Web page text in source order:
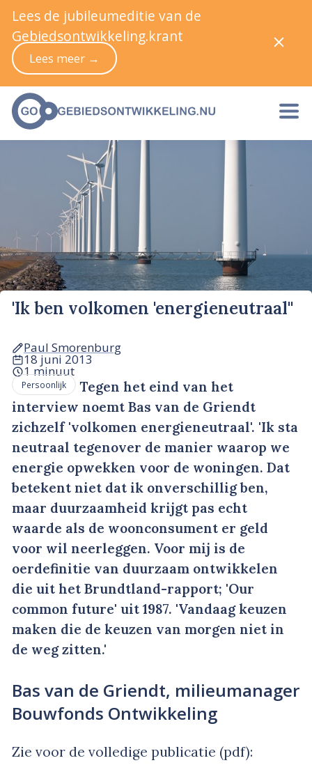
'Ik ben volkomen 'energieneutraal''
Paul Smorenburg
18 juni 2013
1 minuut
Persoonlijk
Tegen het eind van het
interview noemt Bas van de Griendt
zichzelf 'volkomen energieneutraal'. 'Ik sta
neutraal tegenover de manier waarop we
energie opwekken voor de woningen. Dat
betekent niet dat ik onverschillig ben,
maar duurzaamheid krijgt pas echt
waarde als de woonconsument er geld
voor wil neerleggen. Voor mij is de
oerdefinitie van duurzaam ontwikkelen
die uit het Brundtland-rapport; 'Our
common future' uit 1987. 'Vandaag keuzen
maken die de keuzen van morgen niet in
de weg zitten.'
Bas van de Griendt, milieumanager
Bouwfonds Ontwikkeling
Zie voor de volledige publicatie (pdf):
Lees de jubileumeditie van de
Gebiedsontwikkeling.krant
Lees meer →